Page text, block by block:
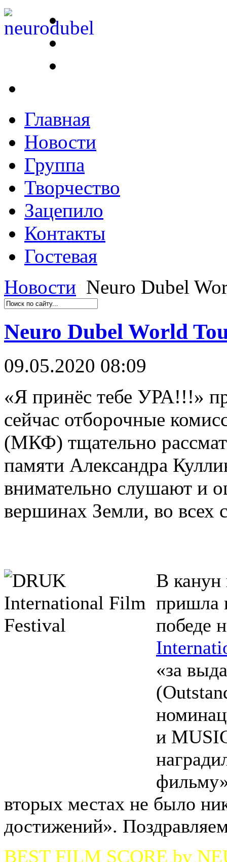
Главная
Новости
Группа
Творчество
Зацепило
Контакты
Гостевая
Новости Neuro Dubel
Neuro Dubel World
09.05.2020 08:09
«Я принёс тебе УРА!!!»
сейчас отборочные
(МКФ) тщательно
памяти Александра
внимательно слушают и
вершинах Земли, во
В канун
пришла
победе
«за
и
вторых местах не было
достижений».
BEST FILM SCORE by